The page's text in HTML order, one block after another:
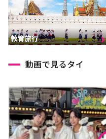
教育旅行
動画で見るタイ